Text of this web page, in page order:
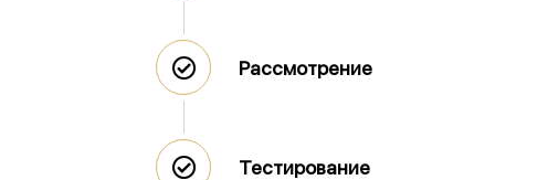
Рассмотрение
Тестирование